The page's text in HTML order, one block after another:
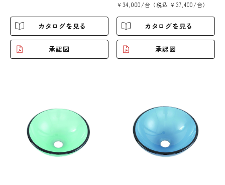
カタログを見る
承認図
￥34,000/台（税込 ￥37,400/台）
カタログを見る
承認図